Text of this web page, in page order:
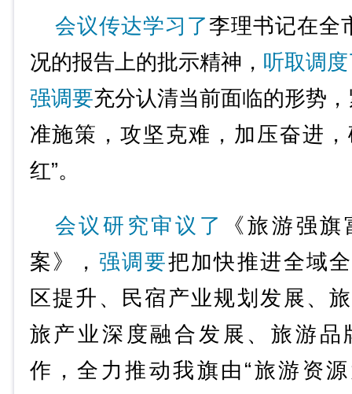
会议传达学习了李理书记在全
况的报告上的批示精神， 听取调
强调要充分认清当前面临的形势
准施策，攻坚克难，加压奋进
红”。
会议研究审议了
《旅游强
案》， 强调要把加快推进全域
区提升、民宿产业规划发展、
旅产业深度融合发展、旅游
作，全力推动我旗由“旅游资